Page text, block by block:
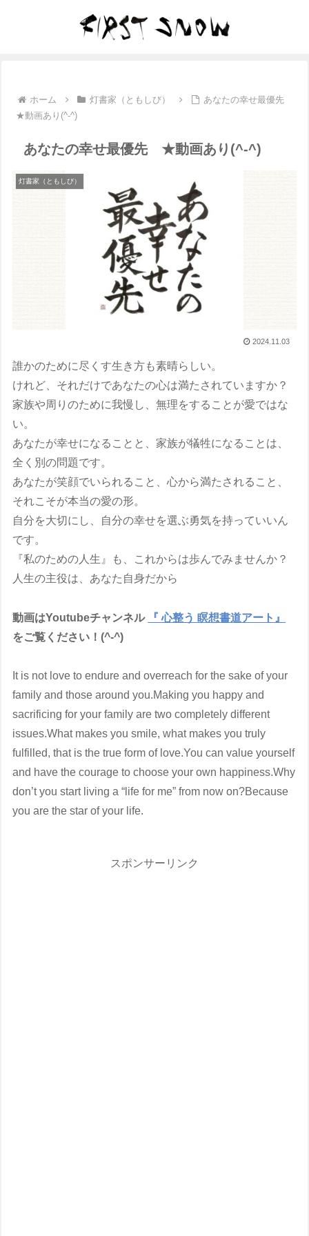
ホーム 灯書家（ともしび）
あなたの幸せ最優先
★動画あり(^-^)
あなたの幸せ最優先 ★動画あり(^-^)
灯書家（ともしび）
2024.11.03
誰かのために尽くす生き方も素晴らしい。
けれど、それだけであなたの心は満たされていますか？
家族や周りのために我慢し、無理をすることが愛ではな
い。
あなたが幸せになることと、家族が犠牲になることは、
全く別の問題です。
あなたが笑顔でいられること、心から満たされること、
それこそが本当の愛の形。
自分を大切にし、自分の幸せを選ぶ勇気を持っていいん
です。
『私のための人生』も、これからは歩んでみませんか？
人生の主役は、あなた自身だから
動画はYoutubeチャンネル
『 心整う 瞑想書道アート』
をご覧ください！(^-^)
It is not love to endure and overreach for the sake of your
family and those around you.Making you happy and
sacrificing for your family are two completely different
issues.What makes you smile, what makes you truly
fulfilled, that is the true form of love.You can value yourself
and have the courage to choose your own happiness.Why
don’t you start living a “life for me” from now on?Because
you are the star of your life.
スポンサーリンク